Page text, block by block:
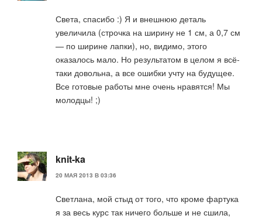
Света, спасибо :) Я и внешнюю деталь
увеличила (строчка на ширину не 1 см, а 0,7 см
— по ширине лапки), но, видимо, этого
оказалось мало. Но результатом в целом я всё-
таки довольна, а все ошибки учту на будущее.
Все готовые работы мне очень нравятся! Мы
молодцы! ;)
knit-ka
20 МАЯ 2013 В 03:36
Светлана, мой стыд от того, что кроме фартука
я за весь курс так ничего больше и не сшила,